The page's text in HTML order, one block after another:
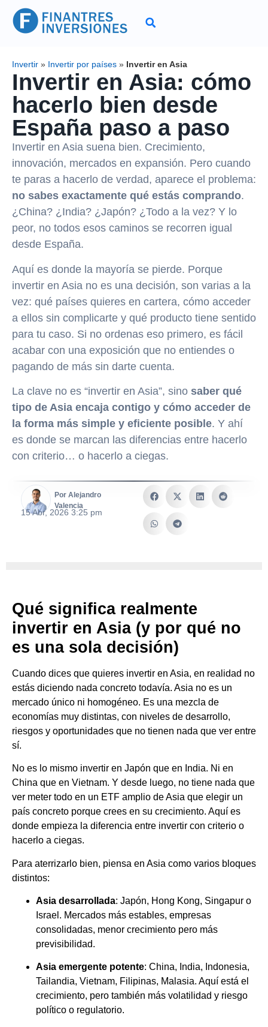
Invertir » Invertir por países » Invertir en Asia
Invertir en Asia: cómo
hacerlo bien desde
España paso a paso
Invertir en Asia suena bien. Crecimiento,
innovación, mercados en expansión. Pero cuando
te paras a hacerlo de verdad, aparece el problema:
no sabes exactamente qué estás comprando.
¿China? ¿India? ¿Japón? ¿Todo a la vez? Y lo
peor, no todos esos caminos se recorren igual
desde España.
Aquí es donde la mayoría se pierde. Porque
invertir en Asia no es una decisión, son varias a la
vez: qué países quieres en cartera, cómo acceder
a ellos sin complicarte y qué producto tiene sentido
para tu caso. Si no ordenas eso primero, es fácil
acabar con una exposición que no entiendes o
pagando de más sin darte cuenta.
La clave no es “invertir en Asia”, sino saber qué
tipo de Asia encaja contigo y cómo acceder de
la forma más simple y eficiente posible. Y ahí
es donde se marcan las diferencias entre hacerlo
con criterio… o hacerlo a ciegas.
Por Alejandro
Valencia
15 Abr, 2026 3:25 pm
Qué significa realmente
invertir en Asia (y por qué no
es una sola decisión)
Cuando dices que quieres invertir en Asia, en realidad no
estás diciendo nada concreto todavía. Asia no es un
mercado único ni homogéneo. Es una mezcla de
economías muy distintas, con niveles de desarrollo,
riesgos y oportunidades que no tienen nada que ver entre
sí.
No es lo mismo invertir en Japón que en India. Ni en
China que en Vietnam. Y desde luego, no tiene nada que
ver meter todo en un ETF amplio de Asia que elegir un
país concreto porque crees en su crecimiento. Aquí es
donde empieza la diferencia entre invertir con criterio o
hacerlo a ciegas.
Para aterrizarlo bien, piensa en Asia como varios bloques
distintos:
Asia desarrollada: Japón, Hong Kong, Singapur o
Israel. Mercados más estables, empresas
consolidadas, menor crecimiento pero más
previsibilidad.
Asia emergente potente: China, India, Indonesia,
Tailandia, Vietnam, Filipinas, Malasia. Aquí está el
crecimiento, pero también más volatilidad y riesgo
político o regulatorio.